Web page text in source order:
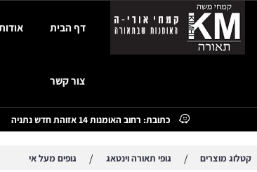
כתובת: רחוב האומנות 14 אזוהת חדש נתניה
דף הבית אודות
צור קשר
/ גופי תאורה וינטאג / גופים מעל אי